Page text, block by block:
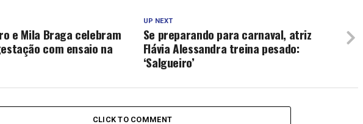
UP NEXT
Se preparando para carnaval, atriz
Flávia Alessandra treina pesado:
‘Salgueiro’
e Mila Braga celebram
com ensaio na
CLICK TO COMMENT